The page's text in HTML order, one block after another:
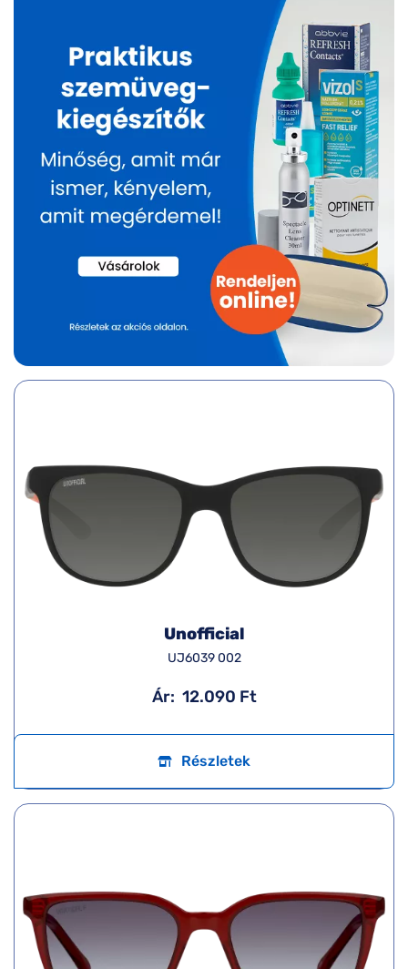
Unofficial
UJ6039 002
Ár: 12.090 Ft
Részletek